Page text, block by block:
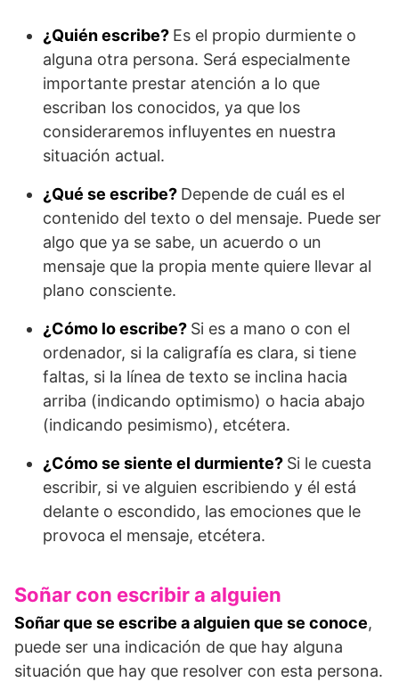
¿Quién escribe? Es el propio durmiente o
alguna otra persona. Será especialmente
importante prestar atención a lo que
escriban los conocidos, ya que los
consideraremos influyentes en nuestra
situación actual.
¿Qué se escribe? Depende de cuál es el
contenido del texto o del mensaje. Puede ser
algo que ya se sabe, un acuerdo o un
mensaje que la propia mente quiere llevar al
plano consciente.
¿Cómo lo escribe? Si es a mano o con el
ordenador, si la caligrafía es clara, si tiene
faltas, si la línea de texto se inclina hacia
arriba (indicando optimismo) o hacia abajo
(indicando pesimismo), etcétera.
¿Cómo se siente el durmiente? Si le cuesta
escribir, si ve alguien escribiendo y él está
delante o escondido, las emociones que le
provoca el mensaje, etcétera.
Soñar con escribir a alguien
Soñar que se escribe a alguien que se conoce,
puede ser una indicación de que hay alguna
situación que hay que resolver con esta persona.